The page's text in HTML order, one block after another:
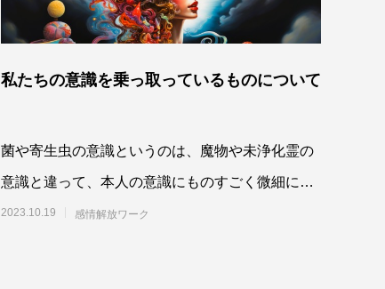
私たちの意識を乗っ取っているものについて
菌や寄生虫の意識というのは、魔物や未浄化霊の
意識と違って、本人の意識にものすごく微細に混
じり合っていて、その境目が取りにくいです。そ
2023.10.19 感情解放ワーク